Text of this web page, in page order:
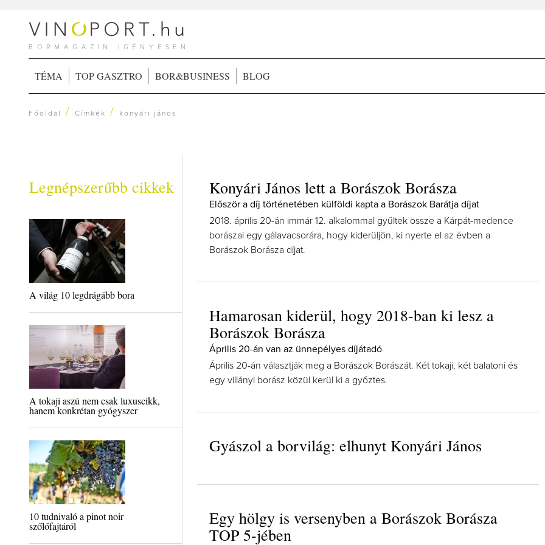
BORMAGAZIN IGÉNYESEN
TÉMA TOP GASZTRO BOR&BUSINESS BLOG
Főoldal /Címkék / konyári jános
Legnépszerűbb cikkek
A világ 10 legdrágább bora
A tokaji aszú nem csak luxuscikk,
hanem konkrétan gyógyszer
10 tudnivaló a pinot noir
szőlőfajtáról
Konyári János lett a Borászok Borásza
Először a díj történetében külföldi kapta a Borászok Barátja díjat
2018. április 20-án immár 12. alkalommal gyűltek össze a Kárpát-medence
borászai egy gálavacsorára, hogy kiderüljön, ki nyerte el az évben a
Borászok Borásza díjat.
Hamarosan kiderül, hogy 2018-ban ki lesz a
Borászok Borásza
Április 20-án van az ünnepélyes díjátadó
Április 20-án választják meg a Borászok Borászát. Két tokaji, két balatoni és
egy villányi borász közül kerül ki a győztes.
Gyászol a borvilág: elhunyt Konyári János
Egy hölgy is versenyben a Borászok Borásza
TOP 5-jében
Így lesz valaki egy év alatt
borász #26 - tényleg a legutolsó
pillanatokat válogattam össze...